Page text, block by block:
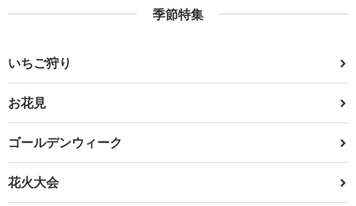
季節特集
いちご狩り
お花見
ゴールデンウィーク
花火大会